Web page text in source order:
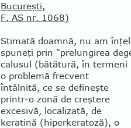
Bucureşti,
F. AS nr. 1068)
Stimată doamnă, nu am
spuneţi prin "prelungirea
calusul (bătătură, în termeni
o problemă frecvent
întâlni­tă, ce se defineşte
printr-o zonă de creştere
excesivă, localizată, de
keratină (hiperkera­to­ză), o